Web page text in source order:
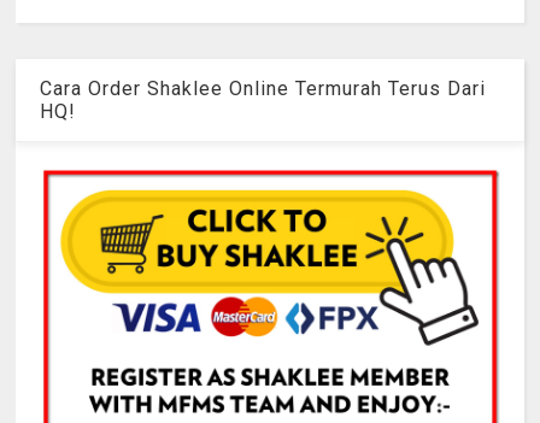
Cara Order Shaklee Online Termurah Terus Dari
HQ!